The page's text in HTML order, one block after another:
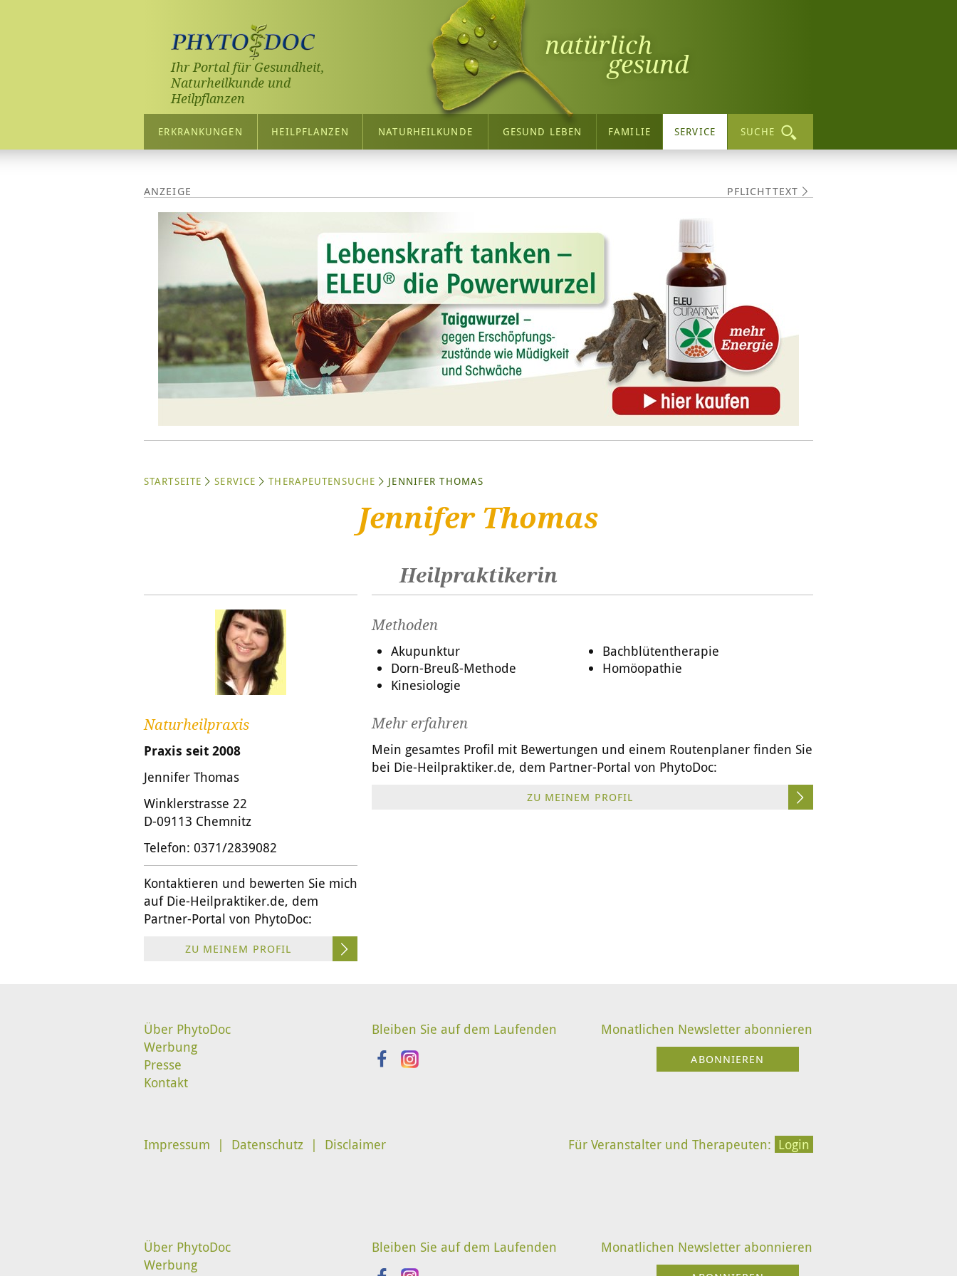
Ihr Portal für Gesundheit,
Naturheilkunde und
Heilpflanzen
natürlich
gesund
ERKRANKUNGEN HEILPFLANZEN NATURHEILKUNDE GESUND LEBEN FAMILIE SERVICE SUCHE
PFLICHTTEXT
STARTSEITE SERVICE THERAPEUTENSUCHE JENNIFER THOMAS
Jennifer Thomas
Heilpraktikerin
Naturheilpraxis
Praxis seit 2008
Jennifer Thomas
Winklerstrasse 22
D-09113 Chemnitz
Telefon: 0371/2839082
Kontaktieren und bewerten Sie mich
auf Die-Heilpraktiker.de, dem
Partner-Portal von PhytoDoc:
ZU MEINEM PROFIL
Methoden
Akupunktur
Bachblütentherapie
Dorn-Breuß-Methode
Homöopathie
Kinesiologie
Mehr erfahren
Mein gesamtes Profil mit Bewertungen und einem Routenplaner finden Sie
bei Die-Heilpraktiker.de, dem Partner-Portal von PhytoDoc:
ZU MEINEM PROFIL
Über PhytoDoc
Werbung
Presse
Kontakt
Bleiben Sie auf dem Laufenden Monatlichen Newsletter abonnieren
Impressum Datenschutz Disclaimer Für Veranstalter und Therapeuten: Login
Über PhytoDoc
Werbung
Bleiben Sie auf dem Laufenden Monatlichen Newsletter abonnieren